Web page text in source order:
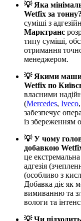
💡 Яка
Wetfix за тонну?
суміші з
Марктранс
типу суміші,
отримання
менеджером.
💡 Якими
Wetfix по
власними
(Mercedes, Iveco,
забезпечує
із збереженням
💡 У чому
добавкою
це
адгезія
(особливо з
Добавка діє як
вимиванню та
вологи та